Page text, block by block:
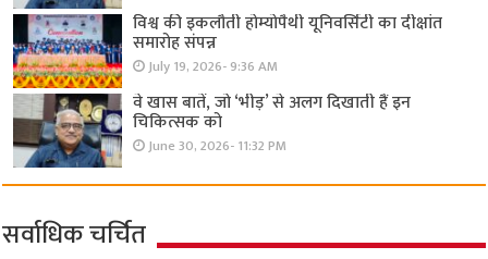
विश्व की इकलौती होम्योपैथी यूनिवर्सिटी का दीक्षांत
समारोह संपन्न
July 19, 2026- 9:36 AM
वे खास बातें, जो ‘भीड़’ से अलग दिखाती हैं इन
चिकित्सक को
June 30, 2026- 11:32 PM
सर्वाधिक चर्चित